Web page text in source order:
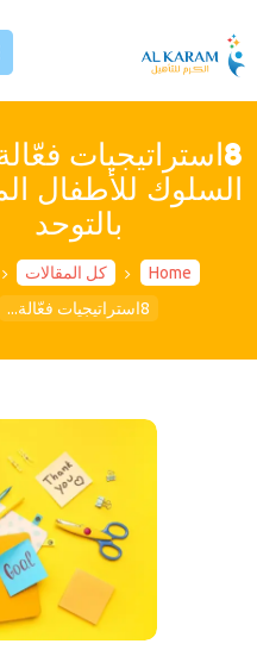
8استراتيجيات
السلوك للأطفال
بالتوحد
Home كل المقالات
8استراتيجيات فعّالة...